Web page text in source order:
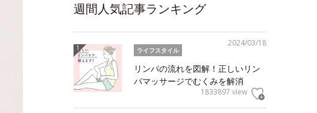
週間人気記事ランキング
2024/03/18
ライフスタイル
リンパの流れを図解！正しいリン
パマッサージでむくみを解消
1833897 view